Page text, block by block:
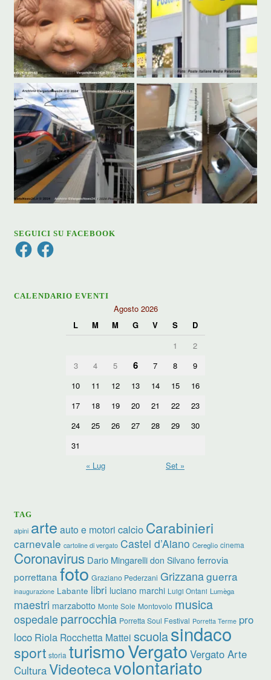
SEGUICI SU FACEBOOK
FacebookFacebook
CALENDARIO EVENTI
Agosto 2026
L
M M G V S
D
1
2
3
4 5 6 7 8
9
10
11 12 13 14 15
16
17
18 19 20 21 22
23
24
25 26 27 28 29
30
31
« Lug
Set »
TAG
alpini arte auto e motori calcio Carabinieri
carnevale cartoline di vergato Castel d’Aiano Cereglio cinema
Coronavirus Dario Mingarelli don Silvano ferrovia
porrettana foto Graziano Pederzani Grizzanaguerra
inaugurazione Labante libri luciano marchi Luigi Ontani Lumèga
maestri marzabotto Monte Sole Montovolo musica
ospedale parrocchia Porretta Soul Festival Porretta Terme pro
loco Riola Rocchetta Mattei scuolasindaco
sport storia turismoVergato Vergato Arte
CulturaVideotecavolontariato